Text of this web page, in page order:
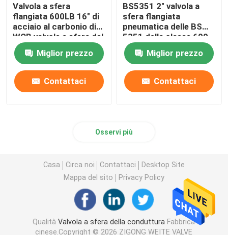
Valvola a sfera
flangiata 600LB 16" di
acciaio al carbonio di
WCB valvole a sfera del
grande diametro
Miglior prezzo
Contattaci
BS5351 2" valvola a
sfera flangiata
pneumatica delle BS
5351 della classe 600
della valvola a sfera
con il contenitore di
commutatore di limite
Miglior prezzo
Contattaci
Osservi più
Casa Circa noi Contattaci
Desktop Site
Mappa del sito
Privacy Policy
QualitàValvola a sfera della conduttura Fabbrica
cinese.Copyright © 2026 ZIGONG WEITE VALVE